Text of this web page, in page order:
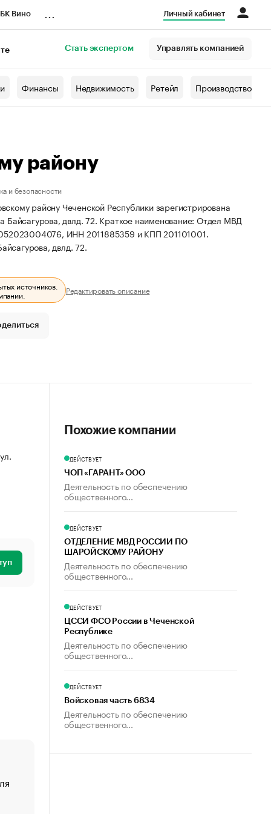
Вино Личный кабинет
Стать экспертом Управлять компанией
Финансы Недвижимость Ретейл Производство
району
и безопасности
району Чеченской Республики зарегистрирована
Байсагурова, двлд. 72. Краткое наименование: Отдел МВД
ИНН 2011885359 и КПП 201101001.
двлд. 72.
источников. Редактировать описание
Похожие компании
ДЕЙСТВУЕТ
ЧОП «ГАРАНТ» ООО
Деятельность по обеспечению
общественного...
ДЕЙСТВУЕТ
ОТДЕЛЕНИЕ МВД РОССИИ ПО
ШАРОЙСКОМУ РАЙОНУ
Деятельность по обеспечению
общественного...
ДЕЙСТВУЕТ
ЦССИ ФСО России в Чеченской
Республике
Деятельность по обеспечению
общественного...
ДЕЙСТВУЕТ
Войсковая часть 6834
Деятельность по обеспечению
общественного...